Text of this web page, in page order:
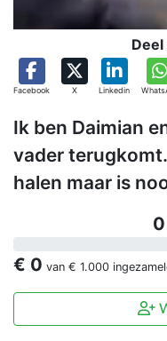
Facebook X Linkedin
Ik ben Daimian
vader
halen maar is
€ 0 van € 1.000